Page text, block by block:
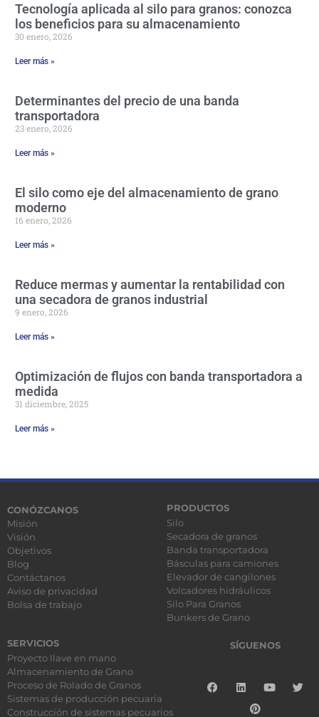
Tecnología aplicada al silo para granos: conozca
los beneficios para su almacenamiento
30 enero, 2026
Leer más »
Determinantes del precio de una banda
transportadora
23 enero, 2026
Leer más »
El silo como eje del almacenamiento de grano
moderno
16 enero, 2026
Leer más »
Reduce mermas y aumentar la rentabilidad con
una secadora de granos industrial
9 enero, 2026
Leer más »
Optimización de flujos con banda transportadora a
medida
31 diciembre, 2025
Leer más »
CONÓZCANOS
Misión
Visión
Objetivos
Blog
Contáctanos
Aviso de privacidad
Bolsa de trabajo
PRODUCTOS
Silo
Secadora de granos
Banda transportadora
Básculas para camiones
Elevador de cangilones
Volcadores hidráulicos
Silo Para Granos
Bunkers de Grano
SERVICIOS
Proyecto llave en mano
Almacenamiento de Grano
Proceso de Rolado de Granos
Sistemas de producción pecuaria
Construcción de sistemas pecuarios
SÍGUENOS